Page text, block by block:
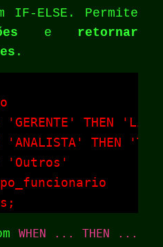
IF-ELSE. Permite
e retornar
.
'GERENTE' THEN
'ANALISTA' THEN
'Outros'
WHEN ... THEN ...